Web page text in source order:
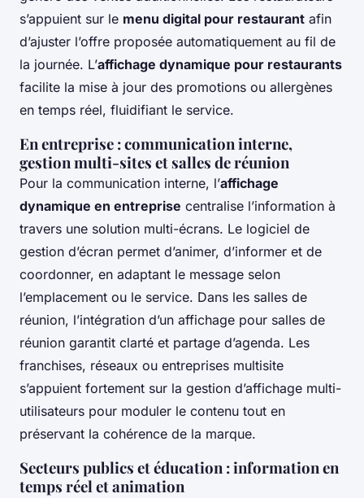
s’appuient sur le menu digital pour restaurant afin
d’ajuster l’offre proposée automatiquement au fil de
la journée. L’affichage dynamique pour restaurants
facilite la mise à jour des promotions ou allergènes
en temps réel, fluidifiant le service.
En entreprise : communication interne,
gestion multi-sites et salles de réunion
Pour la communication interne, l’affichage
dynamique en entreprise centralise l’information à
travers une solution multi-écrans. Le logiciel de
gestion d’écran permet d’animer, d’informer et de
coordonner, en adaptant le message selon
l’emplacement ou le service. Dans les salles de
réunion, l’intégration d’un affichage pour salles de
réunion garantit clarté et partage d’agenda. Les
franchises, réseaux ou entreprises multisite
s’appuient fortement sur la gestion d’affichage multi-
utilisateurs pour moduler le contenu tout en
préservant la cohérence de la marque.
Secteurs publics et éducation : information en
temps réel et animation